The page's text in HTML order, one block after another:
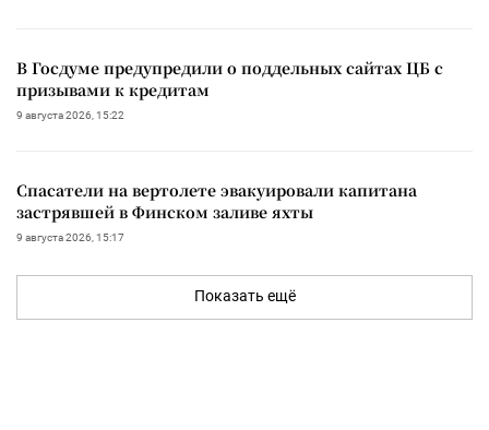
В Госдуме предупредили о поддельных сайтах ЦБ с
призывами к кредитам
9 августа 2026, 15:22
Спасатели на вертолете эвакуировали капитана
застрявшей в Финском заливе яхты
9 августа 2026, 15:17
Показать ещё